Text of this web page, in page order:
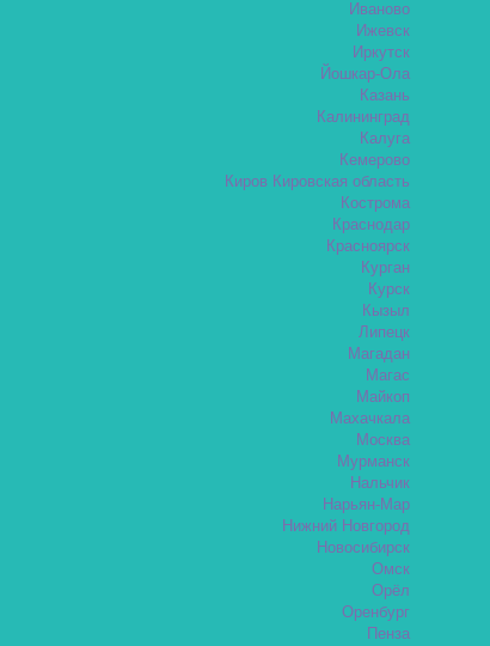
Иваново
Ижевск
Иркутск
Йошкар-Ола
Казань
Калининград
Калуга
Кемерово
Киров Кировская область
Кострома
Краснодар
Красноярск
Курган
Курск
Кызыл
Липецк
Магадан
Магас
Майкоп
Махачкала
Москва
Мурманск
Нальчик
Нарьян-Мар
Нижний Новгород
Новосибирск
Омск
Орёл
Оренбург
Пенза